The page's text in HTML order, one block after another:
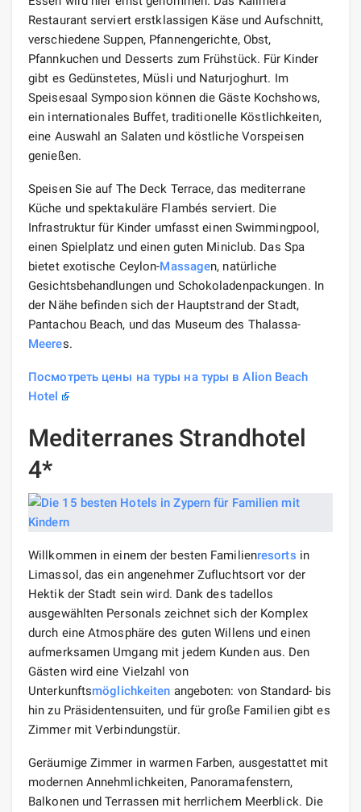
Restaurant serviert erstklassigen Käse und Aufschnitt,
verschiedene Suppen, Pfannengerichte, Obst,
Pfannkuchen und Desserts zum Frühstück. Für Kinder
gibt es Gedünstetes, Müsli und Naturjoghurt. Im
Speisesaal Symposion können die Gäste Kochshows,
ein internationales Buffet, traditionelle Köstlichkeiten,
eine Auswahl an Salaten und köstliche Vorspeisen
genießen.
Speisen Sie auf The Deck Terrace, das mediterrane
Küche und spektakuläre Flambés serviert. Die
Infrastruktur für Kinder umfasst einen Swimmingpool,
einen Spielplatz und einen guten Miniclub. Das Spa
bietet exotische Ceylon-Massagen, natürliche
Gesichtsbehandlungen und Schokoladenpackungen. In
der Nähe befinden sich der Hauptstrand der Stadt,
Pantachou Beach, und das Museum des Thalassa-
Meeres.
Посмотреть цены на туры на туры в Alion Beach
Hotel
Mediterranes Strandhotel
4*
Willkommen in einem der besten Familienresorts in
Limassol, das ein angenehmer Zufluchtsort vor der
Hektik der Stadt sein wird. Dank des tadellos
ausgewählten Personals zeichnet sich der Komplex
durch eine Atmosphäre des guten Willens und einen
aufmerksamen Umgang mit jedem Kunden aus. Den
Gästen wird eine Vielzahl von
Unterkunftsmöglichkeiten angeboten: von Standard- bis
hin zu Präsidentensuiten, und für große Familien gibt es
Zimmer mit Verbindungstür.
Geräumige Zimmer in warmen Farben, ausgestattet mit
modernen Annehmlichkeiten, Panoramafenstern,
Balkonen und Terrassen mit herrlichem Meerblick. Die